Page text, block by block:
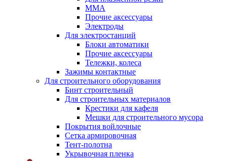
ММА
Прочие аксессуары
Электроды
Для электростанций
Блоки автоматики
Прочие аксессуары
Тележки, колеса
Зажимы контактные
Для строительного оборудования
Бинт строительный
Для строительных материалов
Крестики для кафеля
Мешки для строительного мусора
Покрытия войлочные
Сетка армировочная
Тент-полотна
Укрывочная пленка